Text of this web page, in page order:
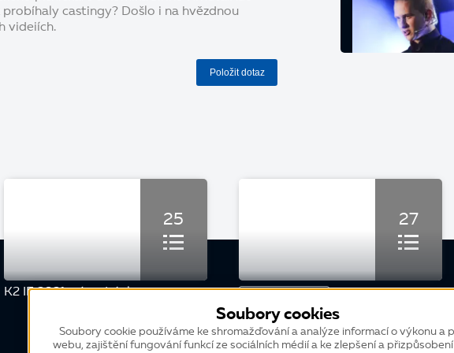
castingy? Došlo i na hvězdnou
videiích.
Položit dotaz
25
K2 IF 2021 - úvodní slovo
27
K2 IF 2026: Zahájení konference
Soubory cookies
Soubory cookie používáme ke shromažďování a analýze informací o výkonu a
webu, zajištění fungování funkcí ze sociálních médií a ke zlepšení a